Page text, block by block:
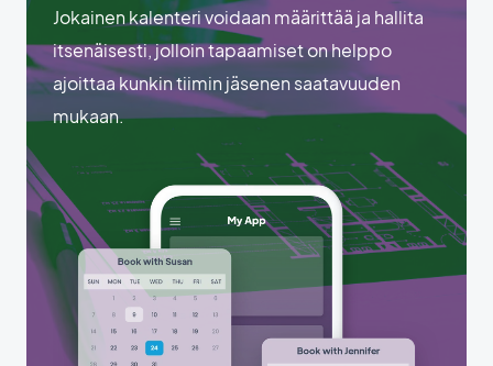
Jokainen kalenteri voidaan määrittää ja hallita
itsenäisesti, jolloin tapaamiset on helppo
ajoittaa kunkin tiimin jäsenen saatavuuden
mukaan.